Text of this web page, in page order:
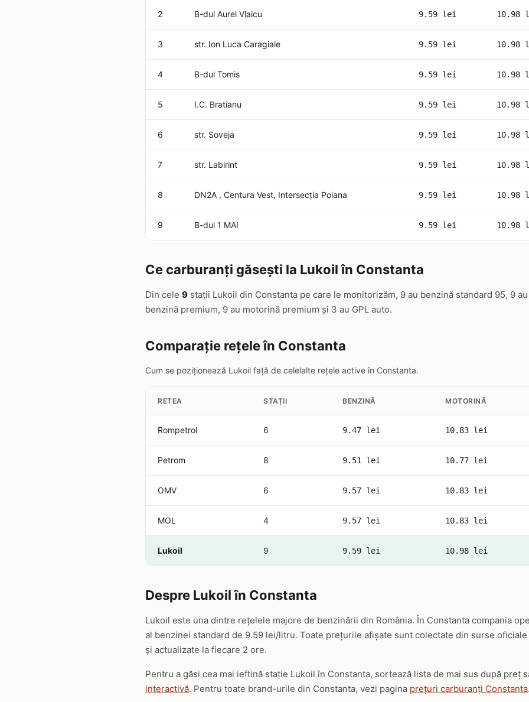
2 B-dul Aurel Vlaicu 9.59 lei 10.98
3 str. Ion Luca Caragiale 9.59 lei 10.98
4 B-dul Tomis 9.59 lei 10.98
5 I.C. Bratianu 9.59 lei 10.98
6 str. Soveja 9.59 lei 10.98
7 str. Labirint 9.59 lei 10.98
8 DN2A , Centura Vest, Intersecția Poiana 9.59 lei 10.98
9 B-dul 1 MAI 9.59 lei 10.98
Ce carburanți găsești la Lukoil în Constanta
Din cele 9 stații Lukoil din Constanta pe care le monitorizăm, 9 au benzină standard 95, 9
benzină premium, 9 au motorină premium și 3 au GPL auto.
Comparație rețele în Constanta
Cum se poziționează Lukoil față de celelalte rețele active în Constanta.
RETEA STAȚII BENZINĂ MOTORINĂ
Rompetrol 6 9.47 lei 10.83 lei
Petrom 8 9.51 lei 10.77 lei
OMV 6 9.57 lei 10.83 lei
MOL 4 9.57 lei 10.83 lei
Lukoil 9 9.59 lei 10.98 lei
Despre Lukoil în Constanta
Lukoil este una dintre rețelele majore de benzinării din România. În Constanta compania
al benzinei standard de 9.59 lei/litru. Toate prețurile afișate sunt colectate din surse
și actualizate la fiecare 2 ore.
Pentru a găsi cea mai ieftină stație Lukoil în Constanta, sortează lista de mai sus după preț
interactivă. Pentru toate brand-urile din Constanta, vezi pagina prețuri carburanți Constanta